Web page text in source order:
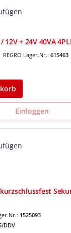
+ 24V 40VA
REGRO Lager.Nr.: 615463
Einloggen
1525093
DDV